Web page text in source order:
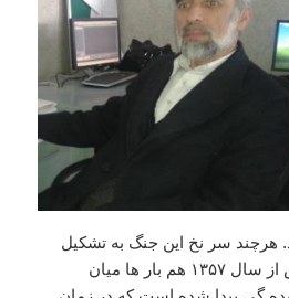
۱۳۵۷ آغاز شد. هرچند سر نخ این جنگ به تشکیل
پاکستان می رسد که پیش از سال ۱۳۵۷ هم بار ها میان